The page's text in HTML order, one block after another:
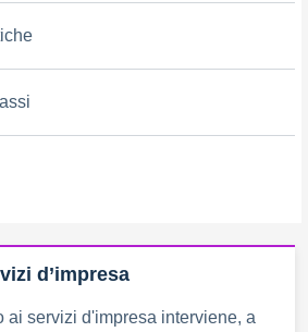
d’impresa
ai servizi d'impresa interviene, a